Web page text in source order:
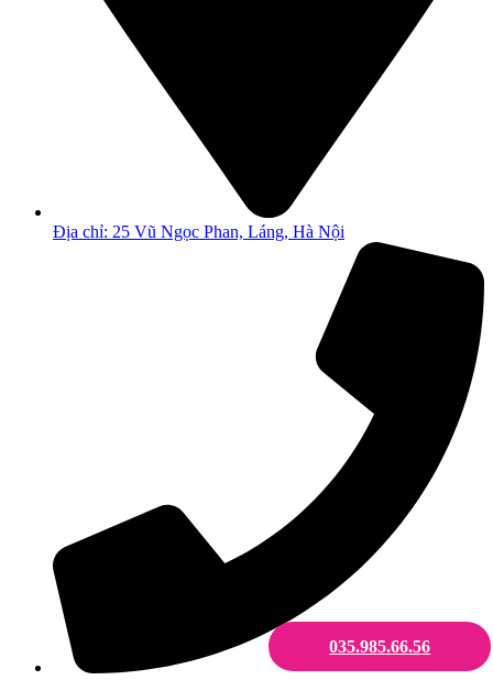
035.985.66.56
Địa chỉ: 25 Vũ Ngọc Phan, Láng, Hà Nội